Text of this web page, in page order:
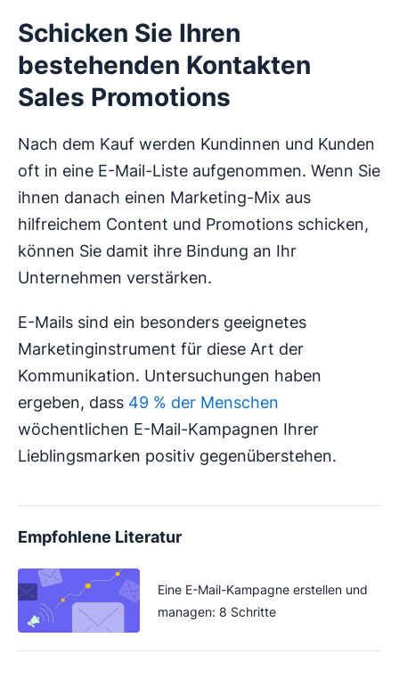
Schicken Sie Ihren
bestehenden Kontakten
Sales Promotions
Nach dem Kauf werden Kundinnen und Kunden
oft in eine E-Mail-Liste aufgenommen. Wenn Sie
ihnen danach einen Marketing-Mix aus
hilfreichem Content und Promotions schicken,
können Sie damit ihre Bindung an Ihr
Unternehmen verstärken.
E-Mails sind ein besonders geeignetes
Marketinginstrument für diese Art der
Kommunikation. Untersuchungen haben
ergeben, dass 49 % der Menschen
wöchentlichen E-Mail-Kampagnen Ihrer
Lieblingsmarken positiv gegenüberstehen.
Empfohlene Literatur
Eine E-Mail-Kampagne erstellen und
managen: 8 Schritte